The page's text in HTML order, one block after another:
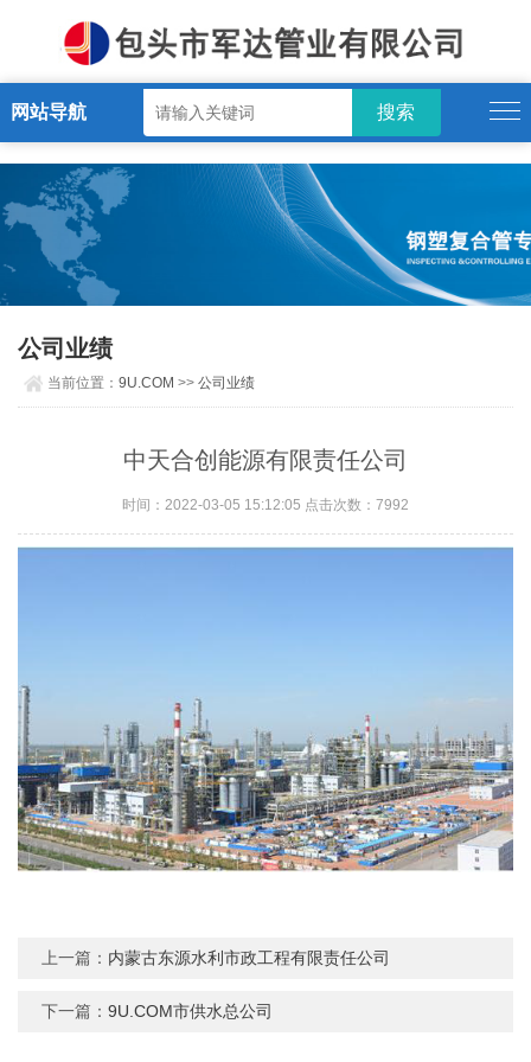
9U.COM
网站导航
公司业绩
当前位置：9U.COM >>公司业绩
中天合创能源有限责任公司
时间：2022-03-05 15:12:05 点击次数：7992
上一篇： 内蒙古东源水利市政工程有限责任公司
下一篇：9U.COM市供水总公司